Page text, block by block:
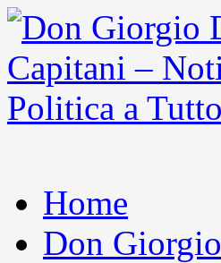
Home
Don Giorgio